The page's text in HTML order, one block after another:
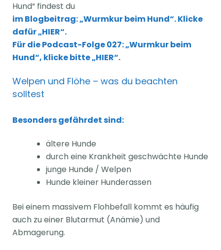
Hund“ findest du
im Blogbeitrag: „Wurmkur beim Hund“. Klicke
dafür „HIER“.
Für die Podcast-Folge 027: „Wurmkur beim
Hund“, klicke bitte „HIER“.
Welpen und Flöhe – was du beachten
solltest
Besonders gefährdet sind:
ältere Hunde
durch eine Krankheit geschwächte Hunde
junge Hunde / Welpen
Hunde kleiner Hunderassen
Bei einem massivem Flohbefall kommt es häufig
auch zu einer Blutarmut (Anämie) und
Abmagerung.